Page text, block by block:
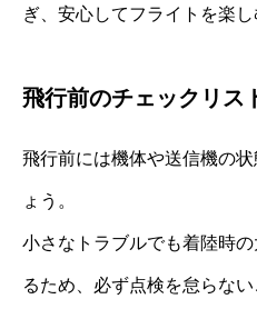
ぎ、安心してフライトを楽し
飛行前のチェックリス
飛行前には機体や送信機の
ょう。
小さなトラブルでも着陸時
るため、必ず点検を怠らない